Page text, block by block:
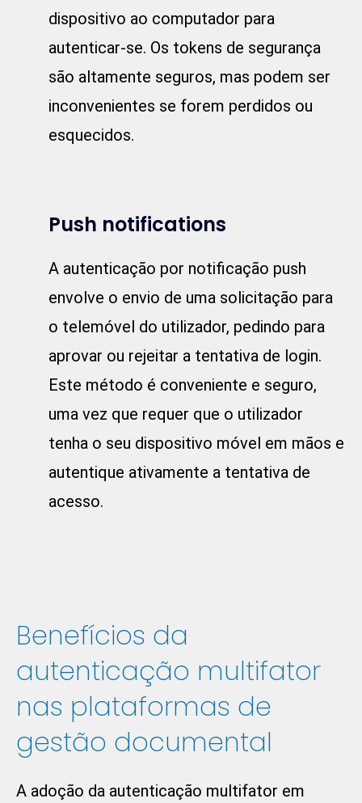
dispositivo ao computador para
autenticar-se. Os tokens de segurança
são altamente seguros, mas podem ser
inconvenientes se forem perdidos ou
esquecidos.
Push notifications
A autenticação por notificação push
envolve o envio de uma solicitação para
o telemóvel do utilizador, pedindo para
aprovar ou rejeitar a tentativa de login.
Este método é conveniente e seguro,
uma vez que requer que o utilizador
tenha o seu dispositivo móvel em mãos e
autentique ativamente a tentativa de
acesso.
Benefícios da
autenticação multifator
nas plataformas de
gestão documental
A adoção da autenticação multifator em